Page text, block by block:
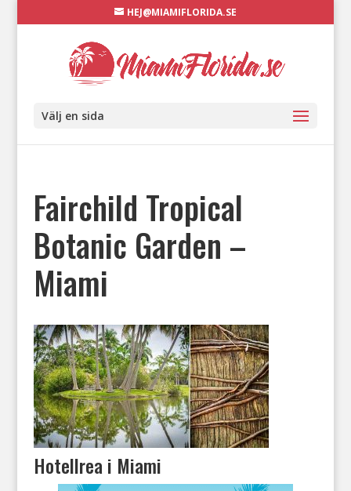
HEJ@MIAMIFLORIDA.SE
Välj en sida
Fairchild Tropical
Botanic Garden –
Miami
Hotellrea i Miami